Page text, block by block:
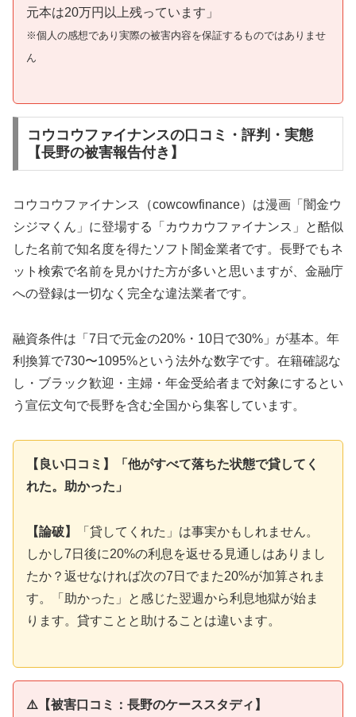
元本は20万円以上残っています」
※個人の感想であり実際の被害内容を保証するものではありませ
ん
コウコウファイナンスの口コミ・評判・実態
【長野の被害報告付き】
コウコウファイナンス（cowcowfinance）は漫画「闇金ウ
シジマくん」に登場する「カウカウファイナンス」と酷似
した名前で知名度を得たソフト闇金業者です。長野でもネ
ット検索で名前を見かけた方が多いと思いますが、金融庁
への登録は一切なく完全な違法業者です。
融資条件は「7日で元金の20%・10日で30%」が基本。年
利換算で730〜1095%という法外な数字です。在籍確認な
し・ブラック歓迎・主婦・年金受給者まで対象にするとい
う宣伝文句で長野を含む全国から集客しています。
【良い口コミ】「他がすべて落ちた状態で貸してく
れた。助かった」
【論破】
「貸してくれた」は事実かもしれません。
しかし7日後に20%の利息を返せる見通しはありまし
たか？返せなければ次の7日でまた20%が加算されま
す。「助かった」と感じた翌週から利息地獄が始ま
ります。貸すことと助けることは違います。
⚠️【被害口コミ：長野のケーススタディ】